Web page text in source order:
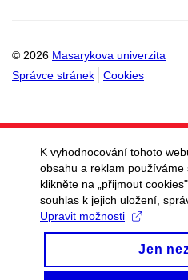
© 2026 Masarykova univerzita
Správce stránek
Cookies
K vyhodnocování tohoto
obsahu a reklam používáme
klikněte na „přijmout
souhlas k jejich uložení,
Upravit možnosti
Jen